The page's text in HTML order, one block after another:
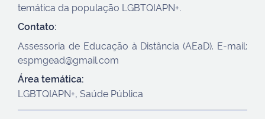
temática da população LGBTQIAPN+.
Contato:
Assessoria de Educação à Distância (AEaD). E-mail:
espmgead@gmail.com
Área temática:
LGBTQIAPN+, Saúde Pública